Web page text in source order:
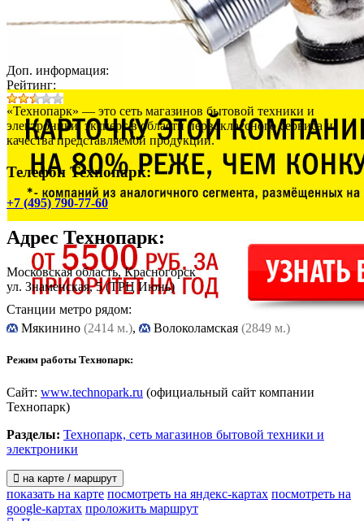
Доп. информация:
Рейтинг:
«Технопарк» — это сеть магазинов бытовой техники и
электроники, эксперт в области первоклассного сервиса и
качества представляемой продукции.
Телефон Технопарк:
+7 (495) 790-77-60
Адрес Технопарк:
Московская область, Красногорск
ул. Знаменская, 5(ТРЦ Июнь)
Станции метро рядом:
Мякинино (2414 м.), Волоколамская (2849 м.)
Режим работы Технопарк:
Сайт: www.technopark.ru (официальный сайт компании
Технопарк)
Разделы: Технопарк, сеть магазинов бытовой техники и
электроники
на карте / маршрут
показать на карте посмотреть на яндекс-картах посмотреть на
google-картах проложить маршрут